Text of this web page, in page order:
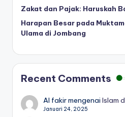
Zakat dan Pajak: Haruskah
Harapan Besar pada
Ulama di Jombang
Recent Comments
Al fakirmengenaiIslam
Januari 24, 2025